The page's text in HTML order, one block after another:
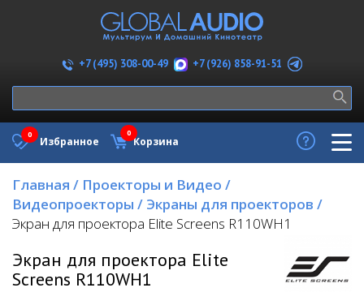
+7 (495) 308-00-49 +7 (926) 858-91-51
Избранное
0
Корзина
0
Главная / Проекторы и Видео /
Видеопроекторы / Экраны для проекторов /
Экран для проектора Elite Screens R110WH1
Экран для проектора Elite
Screens R110WH1